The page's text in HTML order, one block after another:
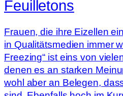
Feuilletons
Frauen, die ihre Eizellen
in Qualitätsmedien immer
Freezing“ ist eins von
denen es an starken
wohl aber an Belegen,